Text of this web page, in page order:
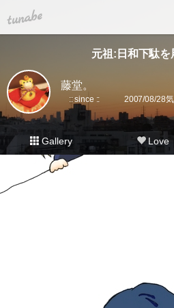
tuna.be
元祖:日和下駄を
藤堂。
Gallery Love